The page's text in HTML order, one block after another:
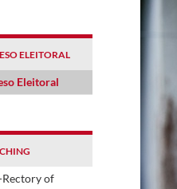
ELEITORAL
Eleitoral
of